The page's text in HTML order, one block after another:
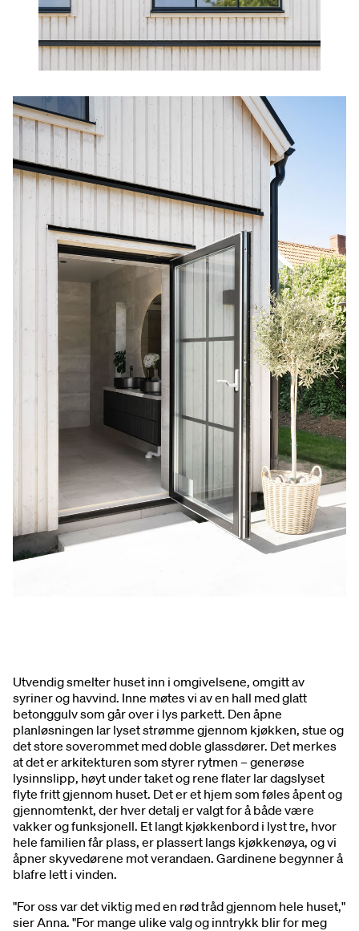
Utvendig smelter huset inn i omgivelsene, omgitt av
syriner og havvind. Inne møtes vi av en hall med glatt
betonggulv som går over i lys parkett. Den åpne
planløsningen lar lyset strømme gjennom kjøkken, stue og
det store soverommet med doble glassdører. Det merkes
at det er arkitekturen som styrer rytmen – generøse
lysinnslipp, høyt under taket og rene flater lar dagslyset
flyte fritt gjennom huset. Det er et hjem som føles åpent og
gjennomtenkt, der hver detalj er valgt for å både være
vakker og funksjonell. Et langt kjøkkenbord i lyst tre, hvor
hele familien får plass, er plassert langs kjøkkenøya, og vi
åpner skyvedørene mot verandaen. Gardinene begynner å
blafre lett i vinden.
"For oss var det viktig med en rød tråd gjennom hele huset,"
sier Anna. "For mange ulike valg og inntrykk blir for meg